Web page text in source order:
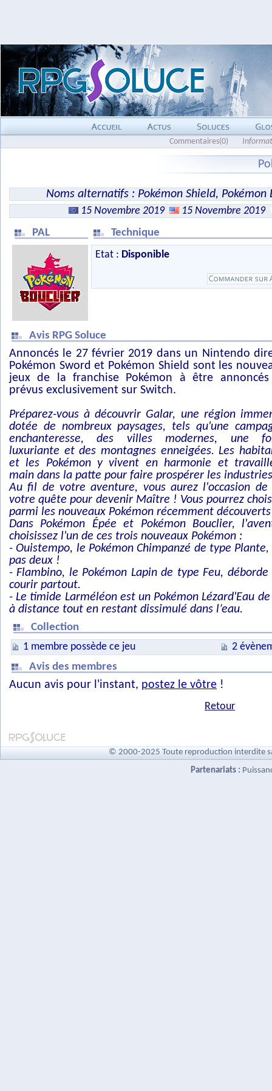
Commentaires(0)
Noms alternatifs : Pokémon Shield, Pokémon
15 Novembre 2019
15 Novembre 2019
PAL
Technique
Etat : Disponible
Avis RPG Soluce
Annoncés le 27 février 2019 dans un Nintendo
Pokémon Sword et Pokémon Shield sont les
jeux de la franchise Pokémon à être
prévus exclusivement sur Switch.
Préparez-vous à découvrir Galar, une région
dotée de nombreux paysages, tels qu'une
enchanteresse, des villes modernes, une
luxuriante et des montagnes enneigées. Les
et les Pokémon y vivent en harmonie et
main dans la patte pour faire prospérer les
Au fil de votre aventure, vous aurez l'occasion
votre quête pour devenir Maître ! Vous pourrez
parmi les nouveaux Pokémon récemment
Dans Pokémon Épée et Pokémon Bouclier,
choisissez l'un de ces trois nouveaux Pokémon :
- Ouistempo, le Pokémon Chimpanzé de type
pas deux !
- Flambino, le Pokémon Lapin de type Feu,
courir partout.
- Le timide Larméléon est un Pokémon Lézard'Eau
à distance tout en restant dissimulé dans l’eau.
Collection
1 membre possède ce jeu
2
Avis des membres
Aucun avis pour l'instant, postez le vôtre !
Retour
© 2000-2025 Toute reproduction interdite
Partenariats :